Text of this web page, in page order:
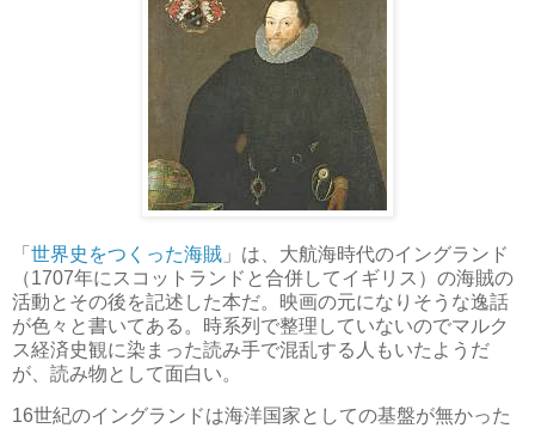
「 世界史をつくった海賊 」は、大航海時代のイングランド
（1707年にスコットランドと合併してイギリス）の海賊の
活動とその後を記述した本だ。映画の元になりそうな逸話
が色々と書いてある。時系列で整理していないのでマルク
ス経済史観に染まった読み手で混乱する人もいたようだ
が、読み物として面白い。
16世紀のイングランドは海洋国家としての基盤が無かった